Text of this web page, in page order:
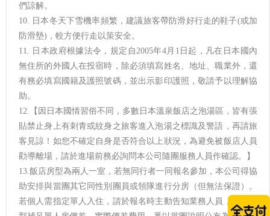
們諒解。
10. 日本冬天下雪機率頻繁，建議旅客帶防滑好行走的鞋子(或加
防滑墊)，較方便行走以策安全。
11. 日本政府根據法令，規定自2005年4月1日起，凡在日本國內
無住所的外國人在投宿時，除必須填寫姓名、地址、職業外，還
有務必填寫國籍及護照號碼，並出示影印護照，敬請予以理解協
助。
12.【因日本國情習俗不同，多數日本溫泉飯店之泡湯區，皆有張
貼禁止身上有刺青或紋身之旅客進入泡湯之標識及警語，再請旅
客見諒！如您不確定自身是否符合以上狀況，為避免被飯店人員
勸導離場，請於進場前務必詢問本公司隨團服務人員作確認。】
13.飯店房型為兩人一室，若無同行者一同報名參加，本公司得協
助安排與當團其它同性別團員或領隊進行分房（但無法保證）。
若個人需指定單人入住，請於報名時主動告知業務人員，並按房